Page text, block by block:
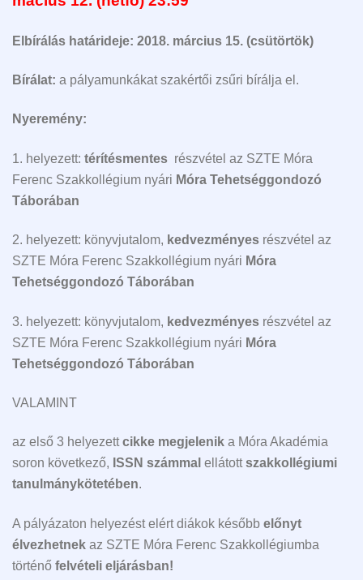
Elbírálás határideje: 2018. március 15. (csütörtök)
Bírálat: a pályamunkákat szakértői zsűri bírálja el.
Nyeremény:
1. helyezett: térítésmentes részvétel az SZTE Móra
Ferenc Szakkollégium nyári Móra Tehetséggondozó
Táborában
2. helyezett: könyvjutalom, kedvezményes részvétel az
SZTE Móra Ferenc Szakkollégium nyári Móra
Tehetséggondozó Táborában
3. helyezett: könyvjutalom, kedvezményes részvétel az
SZTE Móra Ferenc Szakkollégium nyári Móra
Tehetséggondozó Táborában
VALAMINT
az első 3 helyezettcikke megjelenik a Móra Akadémia
soron következő, ISSN számmal ellátottszakkollégiumi
tanulmánykötetében.
A pályázaton helyezést elért diákok később előnyt
élvezhetnek az SZTE Móra Ferenc Szakkollégiumba
történő felvételi eljárásban!